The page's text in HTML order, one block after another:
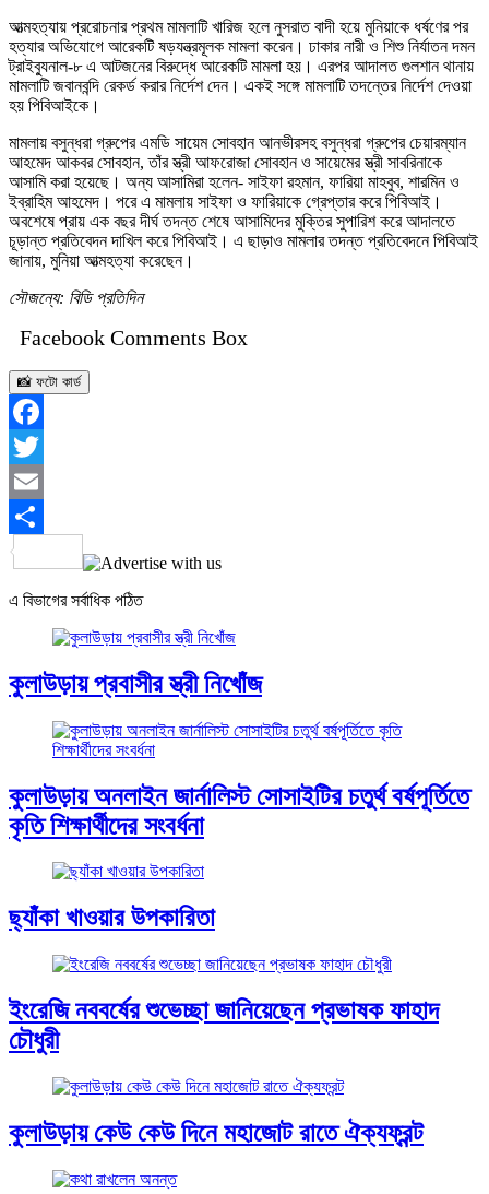
আত্মহত্যায় প্ররোচনার প্রথম মামলাটি খারিজ হলে নুসরাত বাদী হয়ে মুনিয়াকে ধর্ষণের পর
হত্যার অভিযোগে আরেকটি ষড়যন্ত্রমূলক মামলা করেন। ঢাকার নারী ও শিশু নির্যাতন দমন
ট্রাইব্যুনাল-৮ এ আটজনের বিরুদ্ধে আরেকটি মামলা হয়। এরপর আদালত গুলশান থানায়
মামলাটি জবানবন্দি রেকর্ড করার নির্দেশ দেন। একই সঙ্গে মামলাটি তদন্তের নির্দেশ দেওয়া
হয় পিবিআইকে।
মামলায় বসুন্ধরা গ্রুপের এমডি সায়েম সোবহান আনভীরসহ বসুন্ধরা গ্রুপের চেয়ারম্যান
আহমেদ আকবর সোবহান, তাঁর স্ত্রী আফরোজা সোবহান ও সায়েমের স্ত্রী সাবরিনাকে
আসামি করা হয়েছে। অন্য আসামিরা হলেন- সাইফা রহমান, ফারিয়া মাহবুব, শারমিন ও
ইব্রাহিম আহমেদ। পরে এ মামলায় সাইফা ও ফারিয়াকে গ্রেপ্তার করে পিবিআই।
অবশেষে প্রায় এক বছর দীর্ঘ তদন্ত শেষে আসামিদের মুক্তির সুপারিশ করে আদালতে
চূড়ান্ত প্রতিবেদন দাখিল করে পিবিআই। এ ছাড়াও মামলার তদন্ত প্রতিবেদনে পিবিআই
জানায়, মুনিয়া আত্মহত্যা করেছেন।
সৌজন্যে: বিডি প্রতিদিন
Facebook Comments Box
📸 ফটো কার্ড
Facebook
Twitter
Email
Share
এ বিভাগের সর্বাধিক পঠিত
কুলাউড়ায় প্রবাসীর স্ত্রী নিখোঁজ
কুলাউড়ায় অনলাইন জার্নালিস্ট সোসাইটির চতুর্থ বর্ষপূর্তিতে
কৃতি শিক্ষার্থীদের সংবর্ধনা
ছ্যাঁকা খাওয়ার উপকারিতা
ইংরেজি নববর্ষের শুভেচ্ছা জানিয়েছেন প্রভাষক ফাহাদ
চৌধুরী
কুলাউড়ায় কেউ কেউ দিনে মহাজোট রাতে ঐক্যফ্রন্ট